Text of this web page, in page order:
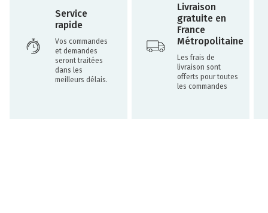
Service
rapide
Vos commandes
et demandes
seront traitées
dans les
meilleurs délais.
Livraison
gratuite en
France
Métropolitaine
Les frais de
livraison sont
offerts pour toutes
les commandes